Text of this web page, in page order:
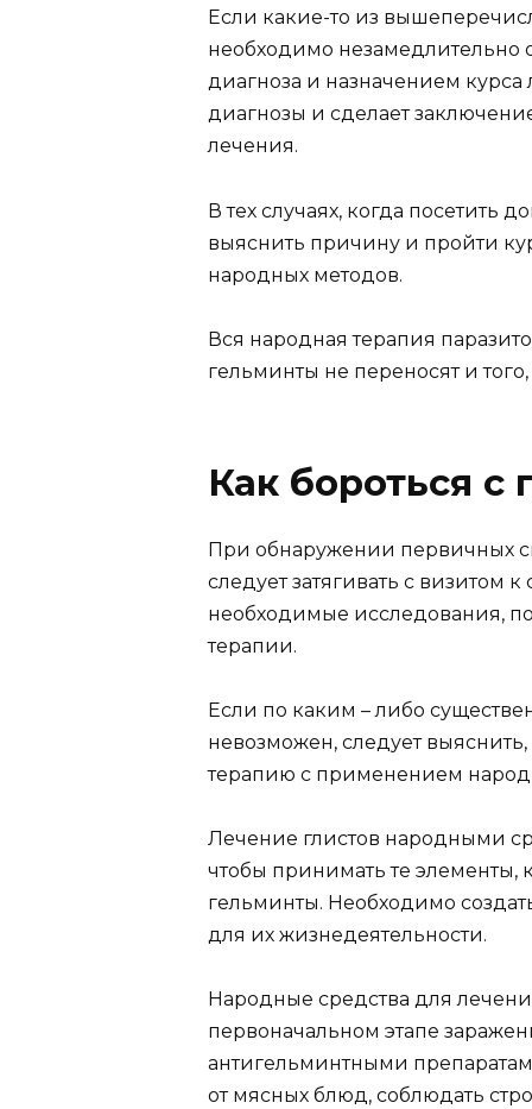
Если какие-то из
необходимо незамедлительно
диагноза и назначением
диагнозы и сделает
лечения.
В тех случаях, когда посетить
выяснить причину и пройти
народных методов.
Вся народная терапия
гельминты не переносят и того,
Как бороться с
При обнаружении первичных
следует затягивать с визитом
необходимые исследования,
терапии.
Если по каким – либо
невозможен, следует
терапию с применением
Лечение глистов народными
чтобы принимать те элементы,
гельминты. Необходимо
для их жизнедеятельности.
Народные средства для
первоначальном этапе
антигельминтными
от мясных блюд, соблюдать